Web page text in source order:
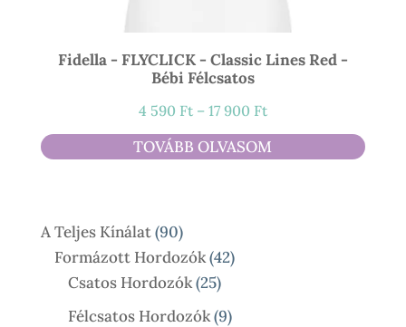
Fidella - FLYCLICK - Classic Lines Red -
Bébi Félcsatos
4 590 Ft – 17 900 FtÁrtartomány:
4
590 Ft
TOVÁBB OLVASOM
A Teljes Kínálat 9090
Termék
Formázott Hordozók 4242
Csatos Hordozók 2525
Termék
Félcsatos Hordozók 99